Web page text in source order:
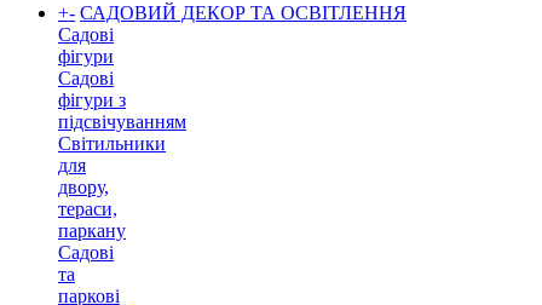
+- САДОВИЙ ДЕКОР ТА ОСВІТЛЕННЯ
Садові
фігури
Садові
фігури з
підсвічуванням
Світильники
для
двору,
тераси,
паркану
Садові
та
паркові